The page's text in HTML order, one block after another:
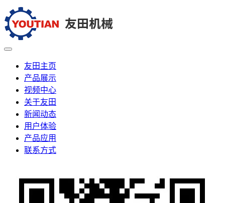
友田主页
产品展示
视频中心
关于友田
新闻动态
用户体验
产品应用
联系方式